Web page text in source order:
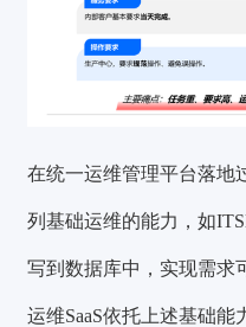
在统一运维管理平台落地
列基础运维的能力，如
写到数据库中，实现需求
运维SaaS依托上述基础能